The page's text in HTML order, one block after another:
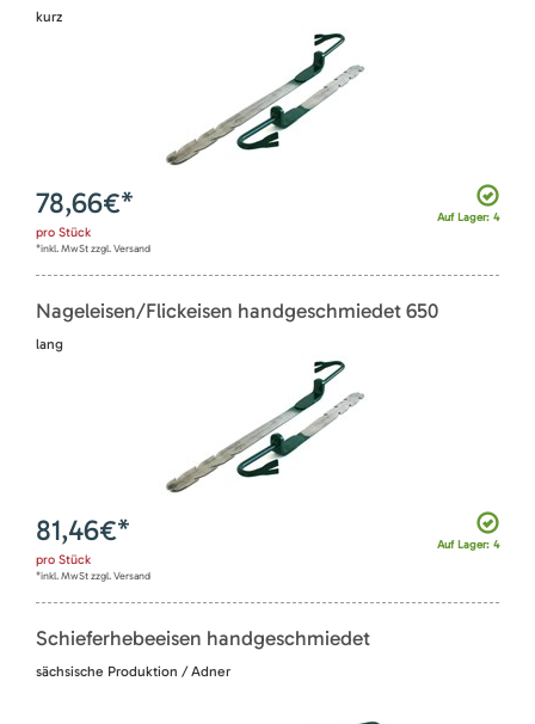
kurz
Auf Lager: 4
78,66€*
pro Stück
*inkl. MwSt zzgl. Versand
Nageleisen/Flickeisen handgeschmiedet 650
lang
Auf Lager: 4
81,46€*
pro Stück
*inkl. MwSt zzgl. Versand
Schieferhebeeisen handgeschmiedet
sächsische Produktion / Adner